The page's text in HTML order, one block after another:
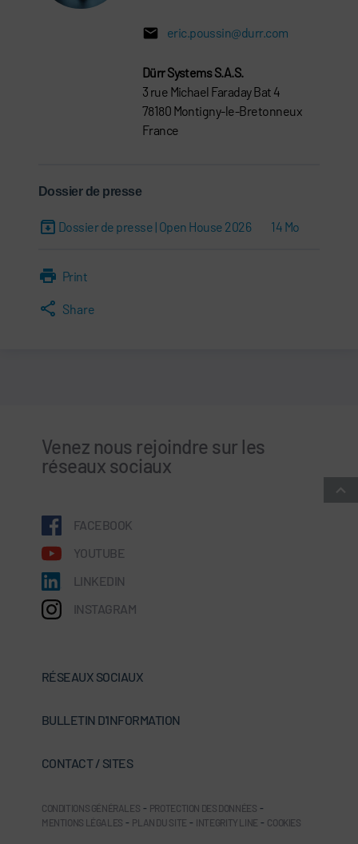
eric.poussin@durr.com
Dürr Systems S.A.S.
3 rue Michael Faraday Bat 4
78180 Montigny-le-Bretonneux
France
Dossier de presse
Dossier de presse | Open House 2026 14 Mo
Print
Share
Venez nous rejoindre sur les
réseaux sociaux
FACEBOOK
YOUTUBE
LINKEDIN
INSTAGRAM
RÉSEAUX SOCIAUX
BULLETIN D'INFORMATION
CONTACT / SITES
CONDITIONS GÉNÉRALES - PROTECTION DES DONNÉES -
MENTIONS LÉGALES - PLAN DU SITE - INTEGRITY LINE - COOKIES